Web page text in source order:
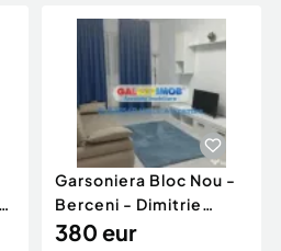
profesionale
Garsoniera Bloc Nou -
Berceni - Dimitrie
Leonida
380 eur